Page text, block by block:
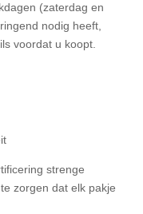
(zaterdag en
nodig heeft,
voordat u koopt.
strenge
zorgen dat elk pakje